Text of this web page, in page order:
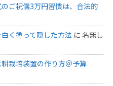
ご祝儀3万円習慣は、合法的
く塗って隠した方法 に 名無し
栽培装置の作り方＠予算